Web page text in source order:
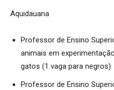
Aquidauana
Professor de Ensino
animais em
gatos (1 vaga para negros)
Professor de Ensino